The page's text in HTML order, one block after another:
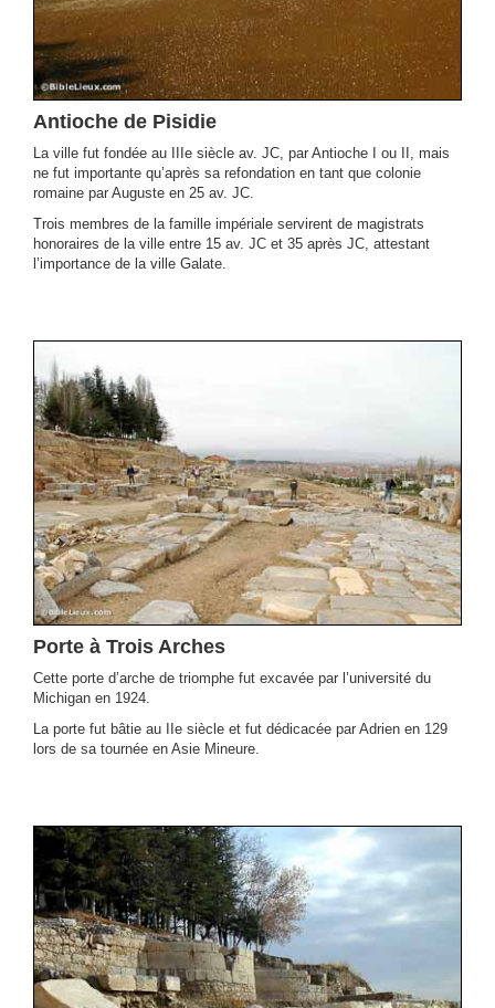
Antioche de Pisidie
La ville fut fondée au IIIe siècle av. JC, par Antioche I ou II, mais
ne fut importante qu’après sa refondation en tant que colonie
romaine par Auguste en 25 av. JC.
Trois membres de la famille impériale servirent de magistrats
honoraires de la ville entre 15 av. JC et 35 après JC, attestant
l’importance de la ville Galate.
Porte à Trois Arches
Cette porte d’arche de triomphe fut excavée par l’université du
Michigan en 1924.
La porte fut bâtie au IIe siècle et fut dédicacée par Adrien en 129
lors de sa tournée en Asie Mineure.